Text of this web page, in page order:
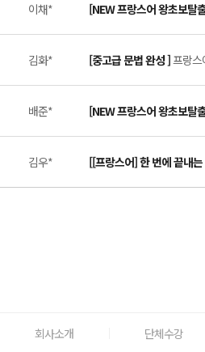
이채* [NEW 프랑스어 왕초보탈
김화* [중고급 문법 완성 ]프랑스
배준* [NEW 프랑스어 왕초보탈
김우* [[프랑스어] 한 번에 끝내
회사소개 단체수강